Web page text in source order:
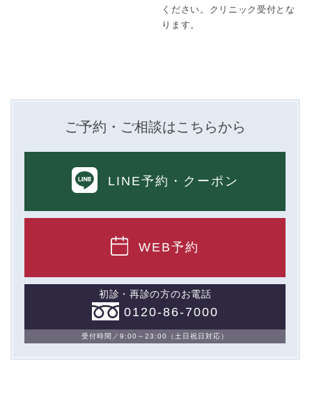
ください。クリニック受付とな
ります。
ご予約・ご相談はこちらから
LINE予約 ・クーポン
WEB予約
初診・再診の方のお電話
0120-86-7000
受付時間／9:00～23:00（土日祝日対応）